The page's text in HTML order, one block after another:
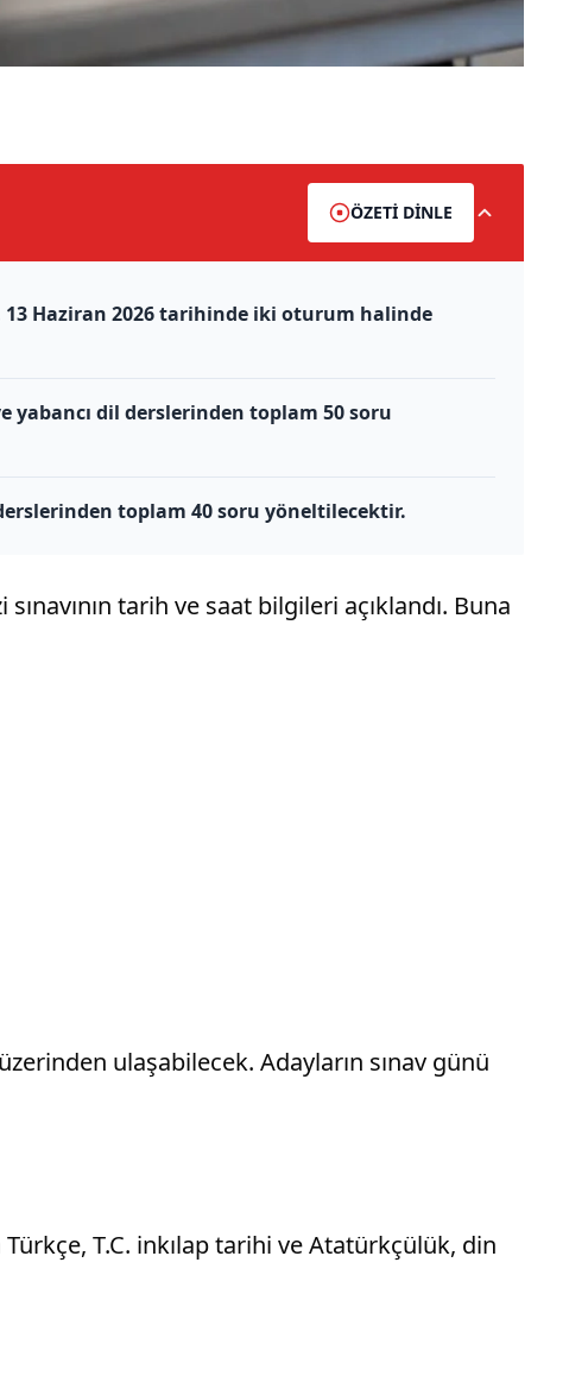
ÖZETİ DİNLE
13 Haziran 2026 tarihinde iki oturum halinde
yabancı dil derslerinden toplam 50 soru
toplam 40 soru yöneltilecektir.
tarih ve saat bilgileri açıklandı. Buna
ulaşabilecek. Adayların sınav günü
T.C. inkılap tarihi ve Atatürkçülük, din